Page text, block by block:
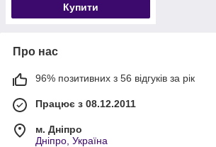
Купити
Про нас
96% позитивних з 56 відгуків за рік
Працює з 08.12.2011
м. Дніпро
Дніпро, Україна